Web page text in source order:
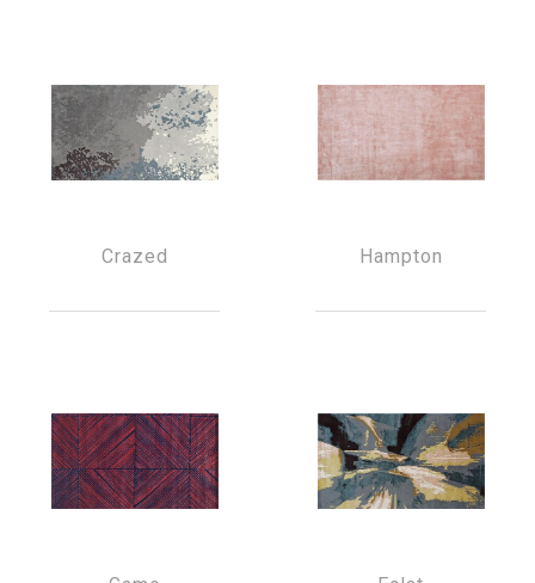
Crazed Hampton